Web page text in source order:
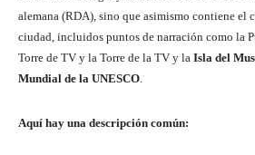
alemana (RDA), sino que asimismo contiene el
ciudad, incluidos puntos de narración como la
Torre de TV y la Torre de la TV y la Isla del
Mundial de la UNESCO
Aquí hay una descripción común: